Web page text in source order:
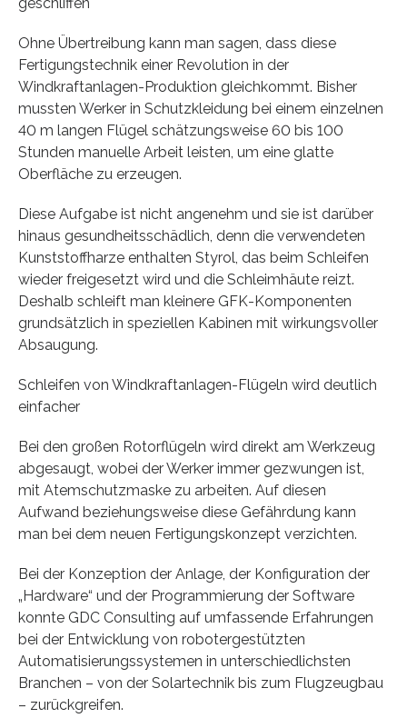
Ohne Übertreibung kann man sagen, dass diese
Fertigungstechnik einer Revolution in der
Windkraftanlagen-Produktion gleichkommt. Bisher
mussten Werker in Schutzkleidung bei einem einzelnen
40 m langen Flügel schätzungsweise 60 bis 100
Stunden manuelle Arbeit leisten, um eine glatte
Oberfläche zu erzeugen.
Diese Aufgabe ist nicht angenehm und sie ist darüber
hinaus gesundheitsschädlich, denn die verwendeten
Kunststoffharze enthalten Styrol, das beim Schleifen
wieder freigesetzt wird und die Schleimhäute reizt.
Deshalb schleift man kleinere GFK-Komponenten
grundsätzlich in speziellen Kabinen mit wirkungsvoller
Absaugung.
Schleifen von Windkraftanlagen-Flügeln wird deutlich
einfacher
Bei den großen Rotorflügeln wird direkt am Werkzeug
abgesaugt, wobei der Werker immer gezwungen ist,
mit Atemschutzmaske zu arbeiten. Auf diesen
Aufwand beziehungsweise diese Gefährdung kann
man bei dem neuen Fertigungskonzept verzichten.
Bei der Konzeption der Anlage, der Konfiguration der
„Hardware“ und der Programmierung der Software
konnte GDC Consulting auf umfassende Erfahrungen
bei der Entwicklung von robotergestützten
Automatisierungssystemen in unterschiedlichsten
Branchen – von der Solartechnik bis zum Flugzeugbau
– zurückgreifen.